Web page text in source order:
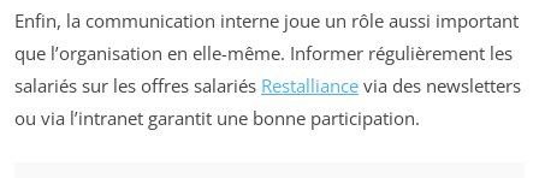
Enfin, la communication interne joue un rôle aussi important
que l’organisation en elle-même. Informer régulièrement les
salariés sur les offres salariés Restalliance via des newsletters
ou via l’intranet garantit une bonne participation.